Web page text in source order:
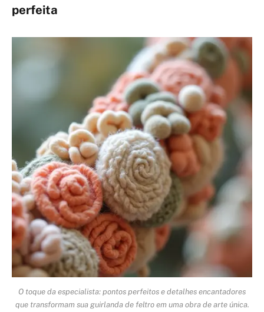
perfeita
O toque da especialista: pontos perfeitos e detalhes encantadores
que transformam sua guirlanda de feltro em uma obra de arte única.